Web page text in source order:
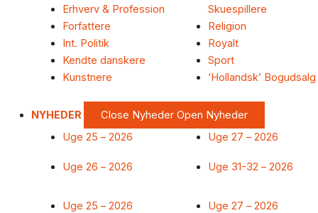
Erhverv & Profession
Forfattere
Int. Politik
Kendte danskere
Kunstnere
Skuespillere
Religion
Royalt
Sport
‘Hollandsk’ Bogudsalg
NYHEDER Close Nyheder Open Nyheder
Uge 25 – 2026
Uge 26 – 2026
Uge 27 – 2026
Uge 31-32 – 2026
Uge 25 – 2026
Uge 27 – 2026